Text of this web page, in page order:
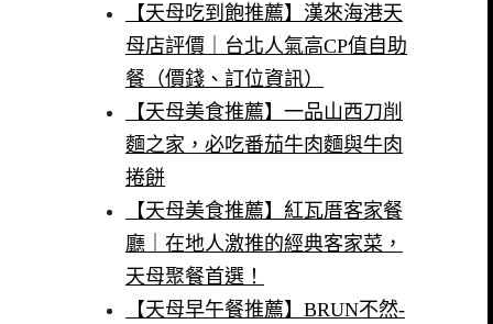
【天母吃到飽推薦】漢來海港天
母店評價｜台北人氣高CP值自助
餐（價錢、訂位資訊）
【天母美食推薦】一品山西刀削
麵之家，必吃番茄牛肉麵與牛肉
捲餅
【天母美食推薦】紅瓦厝客家餐
廳｜在地人激推的經典客家菜，
天母聚餐首選！
【天母早午餐推薦】BRUN不然-